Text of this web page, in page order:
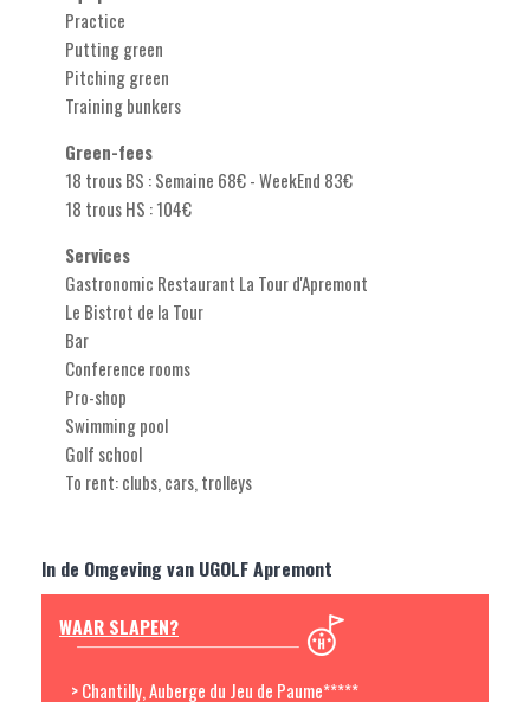
Practice
Putting green
Pitching green
Training bunkers
Green-fees
18 trous BS : Semaine 68€ - WeekEnd 83€
18 trous HS : 104€
Services
Gastronomic Restaurant La Tour d'Apremont
Le Bistrot de la Tour
Bar
Conference rooms
Pro-shop
Swimming pool
Golf school
To rent: clubs, cars, trolleys
In de Omgeving van UGOLF Apremont
WAAR SLAPEN?
> Chantilly, Auberge du Jeu de Paume*****